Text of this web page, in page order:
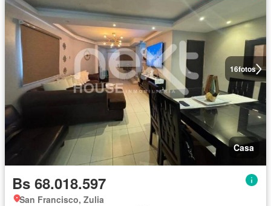
16fotos
Casa
Bs 68.018.597
San Francisco, Zulia